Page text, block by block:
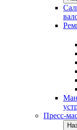
Пресс-